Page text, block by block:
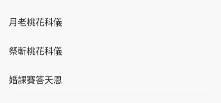
月老桃花科儀
祭斬桃花科儀
婚課賽答天恩